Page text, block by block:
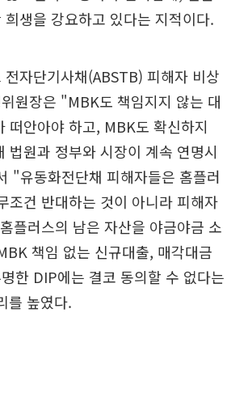
생을 강요하고 있다는 지적이다.
전자단기사채(ABSTB) 피해자 비상
원장은 "MBK도 책임지지 않는 대
떠안아야 하고, MBK도 확신하지
법원과 정부와 시장이 계속 연명시
"유동화전단채 피해자들은 홈플러
조건 반대하는 것이 아니라 피해자
플러스의 남은 자산을 야금야금 소
책임 없는 신규대출, 매각대금
한 DIP에는 결코 동의할 수 없다는
를 높였다.